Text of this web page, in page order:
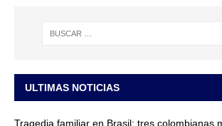
ULTIMAS NOTICIAS
Tragedia familiar en Brasil: tres colombianas